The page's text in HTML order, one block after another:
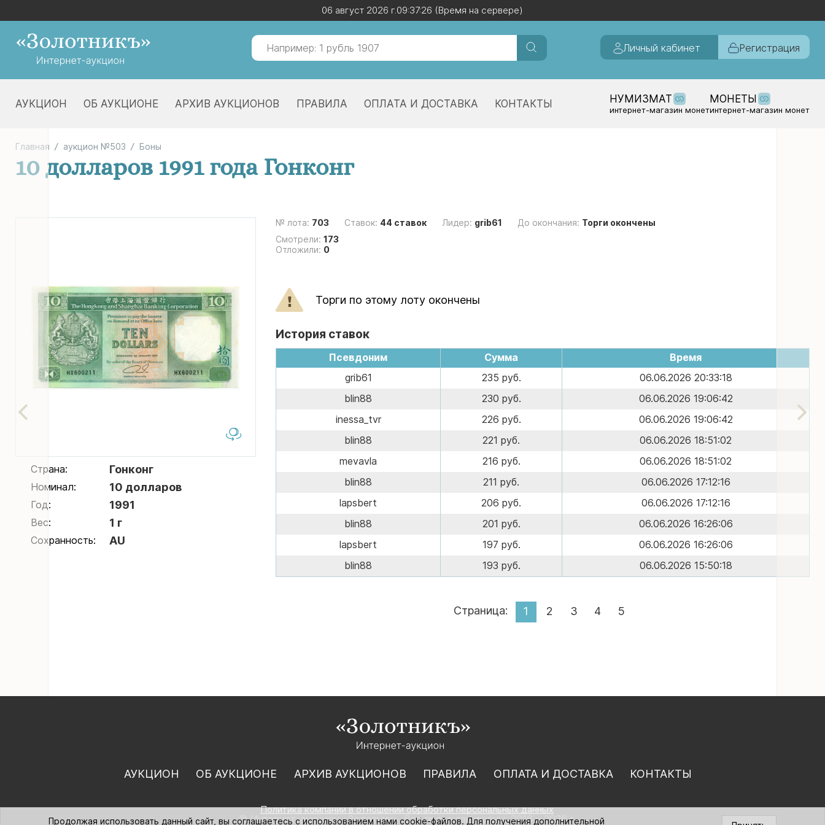
06 август 2026 г.09:37:26 (Время на сервере)
Личный кабинет Регистрация
АУКЦИОН ОБ АУКЦИОНЕ АРХИВ АУКЦИОНОВ ПРАВИЛА ОПЛАТА И ДОСТАВКА КОНТАКТЫ НУМИЗМАТ
интернет-магазин монет
МОНЕТЫ
интернет-магазин монет
06 август 2026 г.09:37:26 (Время на сервере)
Главная аукцион №503 Боны
10 долларов 1991 года Гонконг
Страна: Гонконг
Номинал: 10 долларов
Год: 1991
Вес: 1 г
Сохранность: AU
№ лота: 703 Ставок: 44 ставок Лидер: grib61 До окончания: Торги окончены
Смотрели: 173
Отложили: 0
Торги по этому лоту окончены
История ставок
Псевдоним Сумма
Время
grib61
235 руб.
06.06.2026 20:33:18
blin88
230 руб.
06.06.2026 19:06:42
inessa_tvr
226 руб.
06.06.2026 19:06:42
blin88
221 руб.
06.06.2026 18:51:02
mevavla
216 руб.
06.06.2026 18:51:02
blin88
211 руб.
06.06.2026 17:12:16
lapsbert
206 руб.
06.06.2026 17:12:16
blin88
201 руб.
06.06.2026 16:26:06
lapsbert
197 руб.
06.06.2026 16:26:06
blin88
193 руб. 06.06.2026 15:50:18
Страница: 1 2 3 4 5
АУКЦИОН ОБ АУКЦИОНЕ АРХИВ АУКЦИОНОВ ПРАВИЛА ОПЛАТА И ДОСТАВКА КОНТАКТЫ
Политика компании в отношении обработки персональных данных
© Интернет-аукцион «Золотник». Все права защищены. 2016 – 2026 г.
Продолжая использовать данный сайт, вы соглашаетесь с использованием нами cookie-файлов. Для получения дополнительной